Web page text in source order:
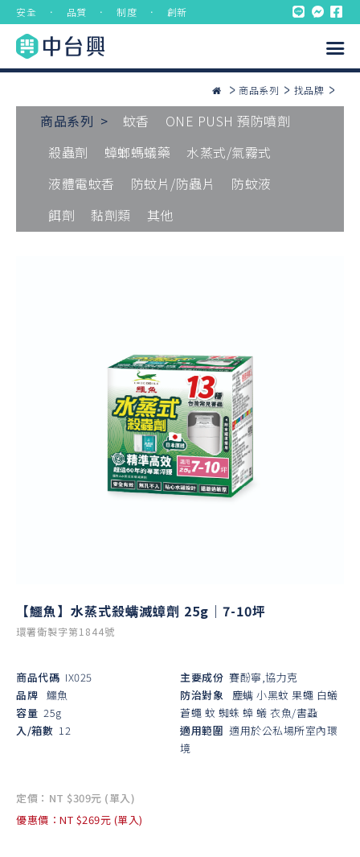
安全 ． 品質 ． 制度 ． 創新
商品系列 找品牌
商品系列 > 蚊香
ONE PUSH 預防噴劑
殺蟲劑
蟑螂螞蟻藥
水蒸式/氣霧式
液體電蚊香
防蚊片/防蟲片
防蚊液
餌劑
黏劑類 其他
【鱷魚】水蒸式殺螨滅蟑劑 25g｜7-10坪
環署衛製字第1844號
商品代碼 IX025
品牌 鱷魚
容量 25g
入/箱數 12
主要成份 賽酚寧,協力克
防治對象
塵螨 小黑蚊 果蠅 白蟻
蒼蠅 蚊 蜘蛛 蟑 蟻 衣魚/書蝨
適用範圍 適用於公私場所室內環
境
定價：NT $309元 (單入)
優惠價：NT $269元 (單入)